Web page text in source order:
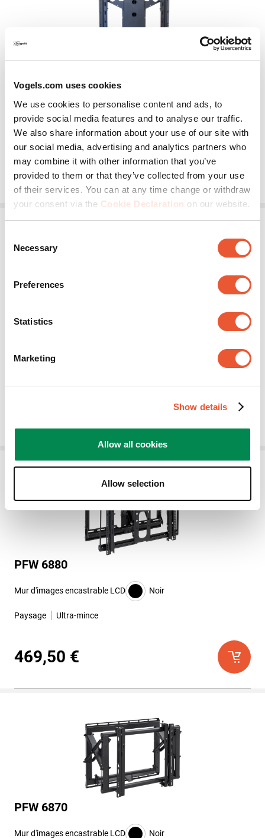
Vogels.com uses cookies
We use cookies to personalise content and ads, to
provide social media features and to analyse our traffic.
We also share information about your use of our site with
our social media, advertising and analytics partners who
may combine it with other information that you’ve
provided to them or that they’ve collected from your use
of their services. You can at any time change or withdraw
your consent via the Cookie Declaration on our website.
Selection
Necessary
Preferences
Statistics
Marketing
Show details
Allow all cookies
Allow selection
PFW 6885
Mur d'images encastrable LCD Noir
Portrait Ultra-mince
513,50 €
PFW 6875
PFW 6880
Mur d'images encastrable LCD Noir
Paysage Ultra-mince
469,50 €
PFW 6870
Mur d'images encastrable LCD Noir